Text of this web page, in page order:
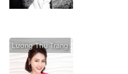
Lương Thu Trang